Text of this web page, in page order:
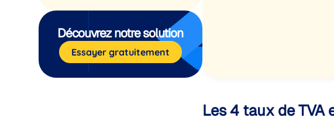
Découvrez notre solution
Essayer gratuitement
Les 4 taux de TVA